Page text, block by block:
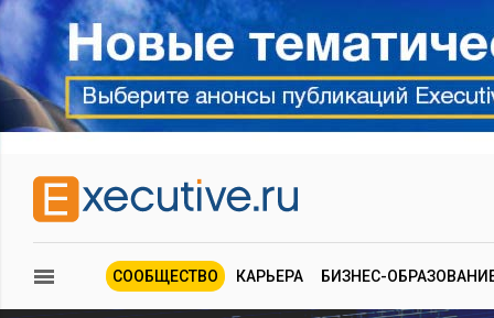
СООБЩЕСТВО КАРЬЕРА БИЗНЕС-